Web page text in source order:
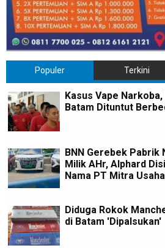
Populer Terkini
Kasus Vape
Batam Dituntut
BNN Gerebek Pabrik
Milik AHr, Alphard
Nama PT Mitra
Diduga Rokok
di Batam 'Dipalsukan'